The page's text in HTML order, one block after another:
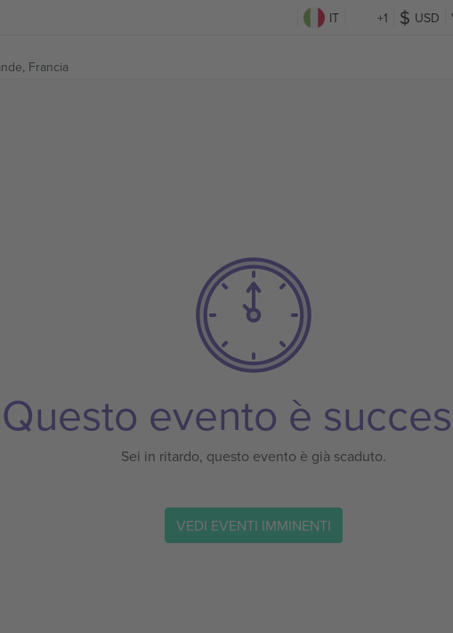
IT +1 USD
Francia
Questo evento è
Sei in ritardo, questo evento è già scaduto.
VEDI EVENTI IMMINENTI